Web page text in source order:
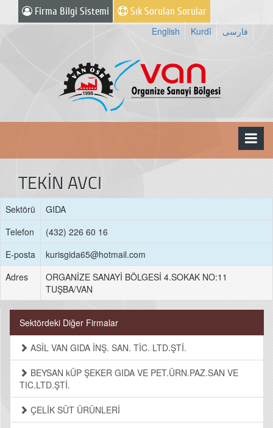
Firma Bilgi Sistemi Sık Sorulan Sorular
English Kurdî فارسی
TEKİN AVCI
Sektörü
GIDA
Telefon
(432) 226 60 16
E-posta
kurisgida65@hotmail.com
Adres
ORGANİZE SANAYİ BÖLGESİ 4.SOKAK NO:11
TUŞBA/VAN
Sektördeki Diğer Firmalar
ASİL VAN GIDA İNŞ. SAN. TİC. LTD.ŞTİ.
BEYSAN kÜP ŞEKER GIDA VE PET.ÜRN.PAZ.SAN VE
TIC.LTD.ŞTİ.
ÇELİK SÜT ÜRÜNLERİ